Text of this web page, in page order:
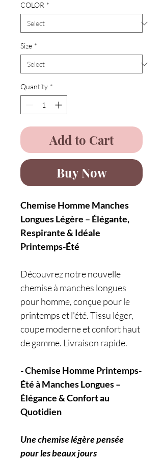
COLOR *
Size *
Quantity *
Add to Cart
Buy Now
Chemise Homme Manches
Longues Légère – Élégante,
Respirante & Idéale
Printemps-Été
Découvrez notre nouvelle
chemise à manches longues
pour homme, conçue pour le
printemps et l'été. Tissu léger,
coupe moderne et confort haut
de gamme. Livraison rapide.
- Chemise Homme Printemps-
Été à Manches Longues –
Élégance & Confort au
Quotidien
Une chemise légère pensée
pour les beaux jours